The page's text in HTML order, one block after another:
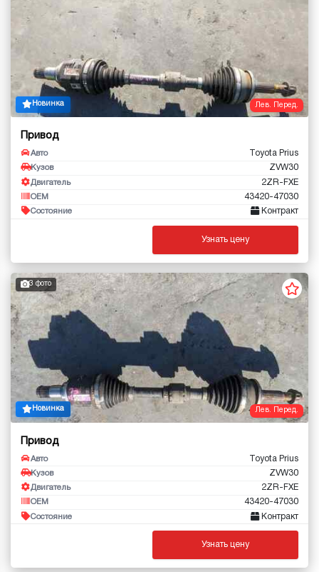
Лев. Перед.
Новинка
Привод
Авто Toyota Prius
Кузов ZVW30
Двигатель 2ZR-FXE
OEM 43420-47030
Состояние Контракт
Узнать цену
Лев. Перед.
3 фото
Новинка
Привод
Авто Toyota Prius
Кузов ZVW30
Двигатель 2ZR-FXE
OEM 43420-47030
Состояние Контракт
Узнать цену